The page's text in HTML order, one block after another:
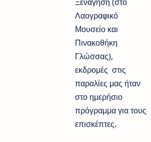
Λαογραφικό
Μουσείο και
Πινακοθήκη
Γλώσσας),
εκδρομές στις
παραλίες μας ήταν
στο ημερήσιο
πρόγραμμα για τους
επισκέπτες.